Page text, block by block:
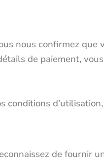
nous confirmez que
de paiement,
conditions
de fournir